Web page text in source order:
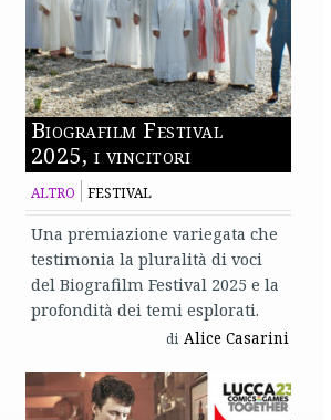
Biografilm Festival
2025, i vincitori
ALTRO FESTIVAL
Una premiazione variegata che
testimonia la pluralità di voci
del Biografilm Festival 2025 e la
profondità dei temi esplorati.
di Alice Casarini